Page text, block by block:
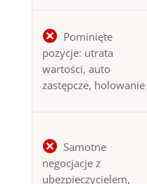
Pominięte
pozycje: utrata
wartości, auto
zastępcze, holowanie
Samotne
negocjacje z
ubezpieczycielem,